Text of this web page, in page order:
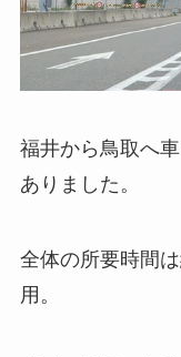
福井から鳥取へ
ありました。
全体の所要時間
用。